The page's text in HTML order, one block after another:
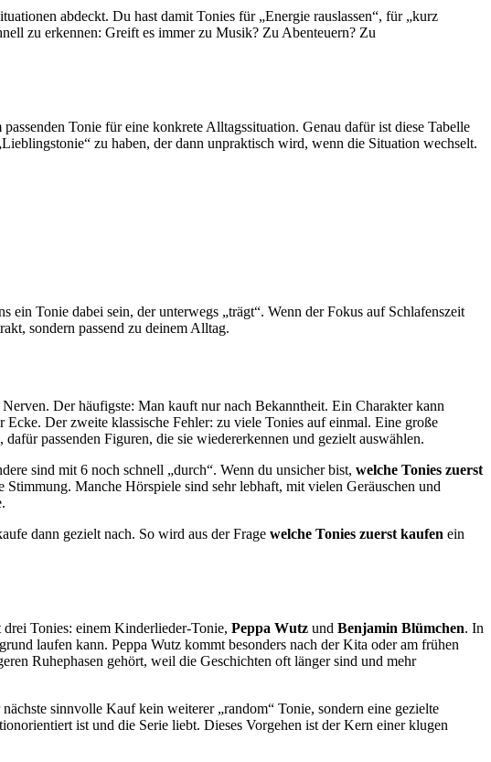
abdeckt. Du hast damit Tonies für „Energie rauslassen“, für „kurz
zu erkennen: Greift es immer zu Musik? Zu Abenteuern? Zu
Tonie für eine konkrete Alltagssituation. Genau dafür ist diese Tabelle
zu haben, der dann unpraktisch wird, wenn die Situation wechselt.
Tonie dabei sein, der unterwegs „trägt“. Wenn der Fokus auf Schlafenszeit
sondern passend zu deinem Alltag.
Der häufigste: Man kauft nur nach Bekanntheit. Ein Charakter kann
Der zweite klassische Fehler: zu viele Tonies auf einmal. Eine große
passenden Figuren, die sie wiedererkennen und gezielt auswählen.
sind mit 6 noch schnell „durch“. Wenn du unsicher bist, welche Tonies zuerst
Manche Hörspiele sind sehr lebhaft, mit vielen Geräuschen und
dann gezielt nach. So wird aus der Frage welche Tonies zuerst kaufen ein
Tonies: einem Kinderlieder-Tonie, Peppa Wutz und Benjamin Blümchen. In
laufen kann. Peppa Wutz kommt besonders nach der Kita oder am frühen
Ruhephasen gehört, weil die Geschichten oft länger sind und mehr
sinnvolle Kauf kein weiterer „random“ Tonie, sondern eine gezielte
ist und die Serie liebt. Dieses Vorgehen ist der Kern einer klugen